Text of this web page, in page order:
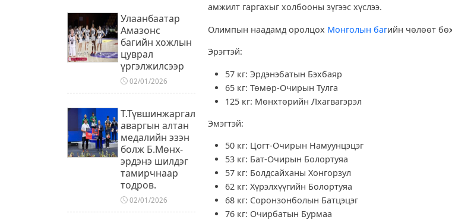
Улаанбаатар
Амазонс
багийн хожлын
цуврал
үргэлжилсээр
02/01/2026
Т.Түвшинжаргал
аваргын алтан
медалийн эзэн
болж Б.Мөнх-
эрдэнэ шилдэг
тамирчнаар
тодров.
02/01/2026
амжилт гаргахыг холбооны зүгээс хүслээ.
Олимпын наадамд оролцох Монголын багийн чөлөөт
Эрэгтэй:
57 кг: Эрдэнэбатын Бэхбаяр
65 кг: Төмөр-Очирын Тулга
125 кг: Мөнхтөрийн Лхагвагэрэл
Эмэгтэй:
50 кг: Цогт-Очирын Намуунцэцэг
53 кг: Бат-Очирын Болортуяа
57 кг: Болдсайханы Хонгорзул
62 кг: Хүрэлхүүгийн Болортуяа
68 кг: Соронзонболын Батцэцэг
76 кг: Очирбатын Бурмаа